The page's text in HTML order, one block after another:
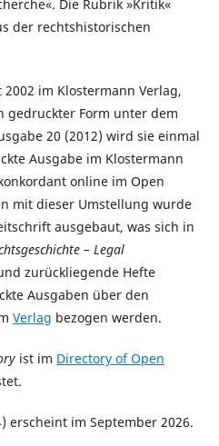
Die Rubrik »Kritik«
der rechtshistorischen
im Klostermann Verlag,
gedruckter Form unter dem
20 (2012) wird sie einmal
Ausgabe im Klostermann
online im Open
mit dieser Umstellung wurde
ausgebaut, was sich in
– Legal
zurückliegende Hefte
Ausgaben über den
Verlag bezogen werden.
ist im Directory of Open
erscheint im September 2026.